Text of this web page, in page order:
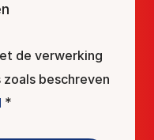
de verwerking
beschreven
*